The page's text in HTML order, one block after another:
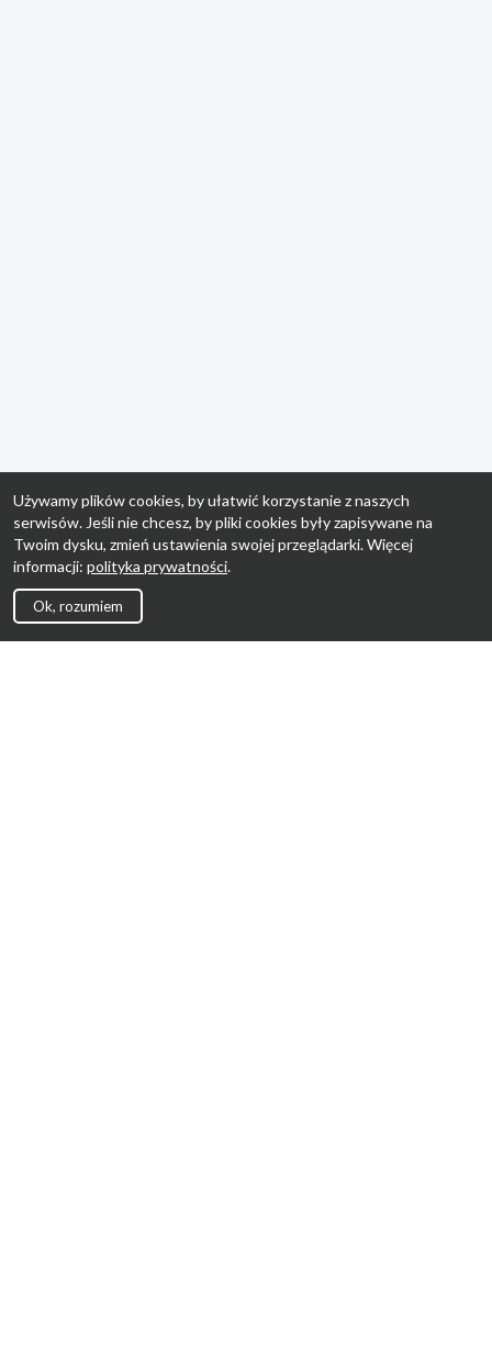
Używamy plików cookies, by ułatwić korzystanie z naszych
serwisów. Jeśli nie chcesz, by pliki cookies były zapisywane na
Twoim dysku, zmień ustawienia swojej przeglądarki. Więcej
informacji: polityka prywatności.
Ok, rozumiem